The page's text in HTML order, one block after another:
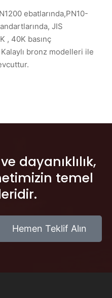
ebatlarında,PN10-
JIS
, 40K basınç
bronz modelleri ile
dayanıklılık,
temel
Hemen Teklif Alın